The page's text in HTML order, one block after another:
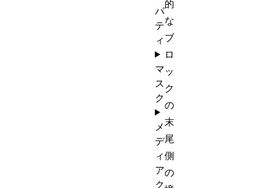
的
な
ブ
ロ
ッ
ク
の
末
尾
側
の
パ
テ
ィ
マ
ス
ク
メ
デ
ィ
ア
ク